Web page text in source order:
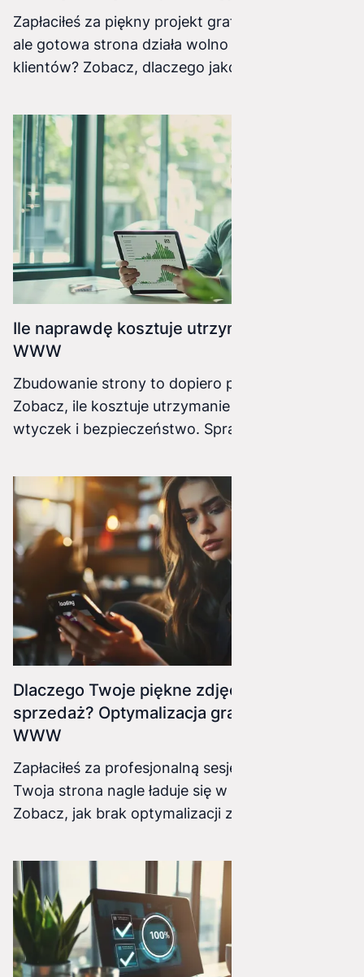
Zapłaciłeś za piękny projekt graficzny w Figmie,
ale gotowa strona działa wolno i odstrasza
klientów? Zobacz, dlaczego jakość kodu
firmy
Ile naprawdę kosztuje utrzymanie strony
WWW
Zbudowanie strony to dopiero początek.
Zobacz, ile kosztuje utrzymanie serwera, łatanie
wtyczek i bezpieczeństwo. Sprawdź, jak
wyeliminować ukryte koszty IT w Twojej firmie.
Dlaczego Twoje piękne zdjęcia zabijają
sprzedaż? Optymalizacja grafik na stronie
WWW
Zapłaciłeś za profesjonalną sesję zdjęciową, ale
Twoja strona nagle ładuje się w nieskończoność?
Zobacz, jak brak optymalizacji zdjęć niszczy
(WebP, AVIF), by zachować wynik 100/100 w
PageSpeed.